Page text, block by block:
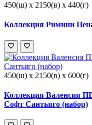
450(ш) x 2150(в) x 440(г)
Коллекция Римини
450(ш) x 2150(в) x 600(г)
Коллекция Валенсия
Софт Сантьяго (набор)